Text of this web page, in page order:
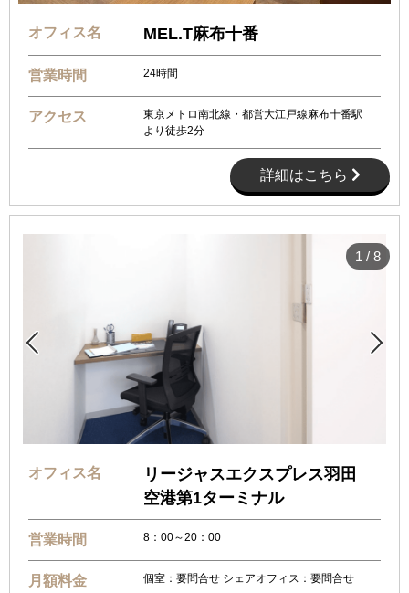
オフィス名 MEL.T麻布十番
営業時間 24時間
アクセス
東京メトロ南北線・都営大江戸線麻布十番駅
より徒歩2分
詳細はこちら
 
1 / 8
オフィス名
リージャスエクスプレス羽田
空港第1ターミナル
営業時間 8：00～20：00
月額料金 個室：要問合せ シェアオフィス：要問合せ